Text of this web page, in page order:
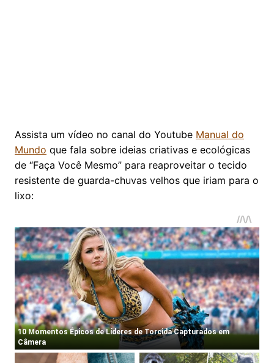
Assista um vídeo no canal do Youtube Manual do
Mundo que fala sobre ideias criativas e ecológicas
de “Faça Você Mesmo” para reaproveitar o tecido
resistente de guarda-chuvas velhos que iriam para o
lixo: